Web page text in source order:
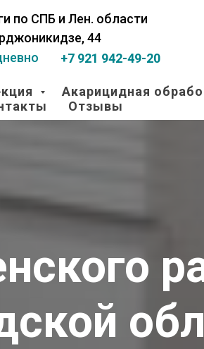
+7 921 942-49-20
по СПБ и Лен. области
44
Акарицидная
Отзывы